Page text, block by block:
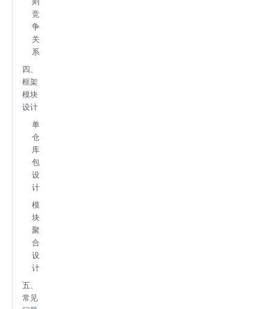
竞
争
关
系
四、
框架
模块
设计
单
仓
库
包
设
计
模
块
聚
合
设
计
五、
常见